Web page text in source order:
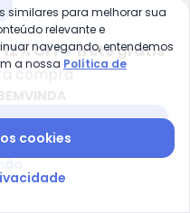
- Casaco Infantil
12% OFF + frete grátis
compra
similares para melhorar sua
relevante e
navegando, entendemos
a nossa Política de
cookies